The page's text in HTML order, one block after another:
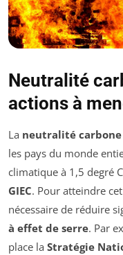
Neutralité
actions à
La neutralité carbone
les pays du monde
climatique à 1,5 degré
GIEC. Pour atteindre
nécessaire de réduire
à effet de serre. Par
place la Stratégie